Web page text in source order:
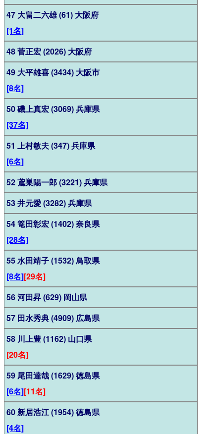
47 大畠二六雄 (61) 大阪府
[1名]
48 菅正宏 (2026) 大阪府
49 大平雄喜 (3434) 大阪市
[8名]
50 磯上真宏 (3069) 兵庫県
[37名]
51 上村敏夫 (347) 兵庫県
[6名]
52 鳶巣陽一郎 (3221) 兵庫県
53 井元愛 (3282) 兵庫県
54 篭田彰宏 (1402) 奈良県
[28名]
55 水田靖子 (1532) 鳥取県
[8名][29名]
56 河田昇 (629) 岡山県
57 田水秀典 (4909) 広島県
58 川上豊 (1162) 山口県
[20名]
59 尾田達哉 (1629) 徳島県
[6名][11名]
60 新居浩江 (1954) 徳島県
[4名]